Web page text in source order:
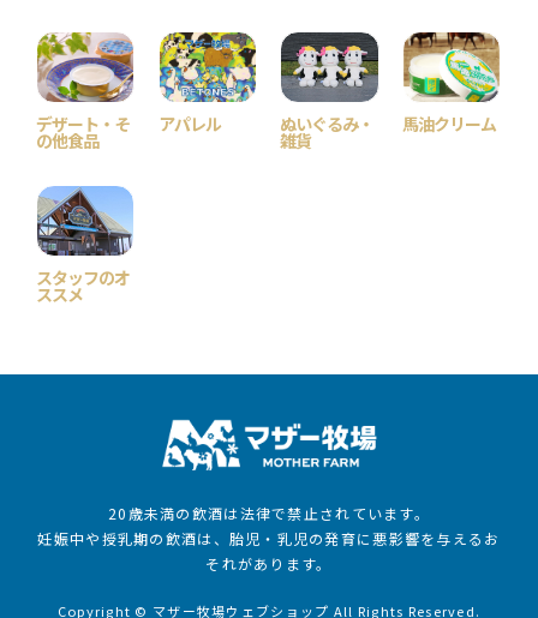
デザート・そ
の他食品
アパレル ぬいぐるみ・
雑貨
馬油クリーム
スタッフのオ
ススメ
20歳未満の飲酒は法律で禁止されています。
妊娠中や授乳期の飲酒は、胎児・乳児の発育に悪影響を与えるお
それがあります。
Copyright © マザー牧場ウェブショップ All Rights Reserved.